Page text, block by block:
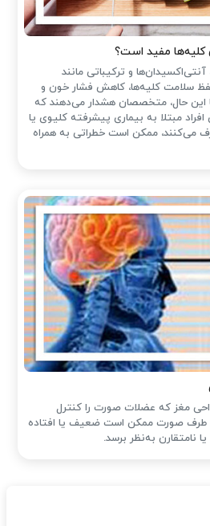
کلیه‌ها مفید است؟
و ترکیباتی مانند
سلامت کلیه‌ها، کاهش فشار خون و
حال، متخصصان هشدار می‌دهند که
مبتلا به بیماری پیشرفته کلیوی یا
می‌کنند، ممکن است خطراتی به همراه
مغز که عضلات صورت را کنترل
طرف صورت ممکن است ضعیف یا افتاده
نامتقارن به‌نظر برسد.